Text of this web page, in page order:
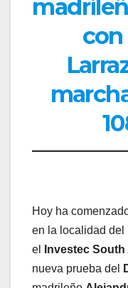
con
Hoy ha
en la localidad del
el
Investec
nueva prueba del